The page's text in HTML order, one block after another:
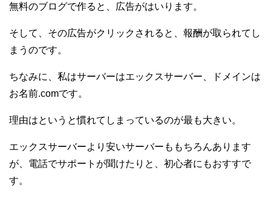
無料のブログで作ると、広告がはいります。
そして、その広告がクリックされると、報酬が取られてし
まうのです。
ちなみに、私はサーバーはエックスサーバー、ドメインは
お名前.comです。
理由はというと慣れてしまっているのが最も大きい。
エックスサーバーより安いサーバーももちろんあります
が、電話でサポートが聞けたりと、初心者にもおすすで
す。